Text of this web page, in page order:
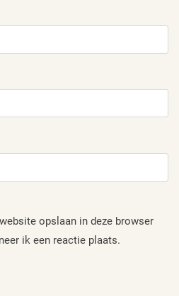
opslaan in deze browser
ik een reactie plaats.